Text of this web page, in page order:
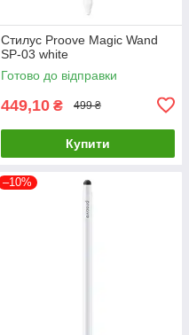
Стилус Proove Magic Wand
SP-03 white
Готово до відправки
449,10 ₴ 499 ₴
Купити
–10%